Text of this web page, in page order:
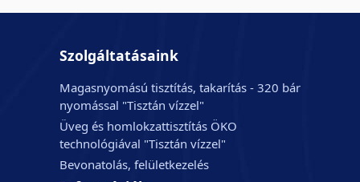
Szolgáltatásaink
Magasnyomású tisztítás, takarítás - 320 bár
nyomással "Tisztán vízzel"
Üveg és homlokzattisztítás ÖKO
technológiával "Tisztán vízzel"
Bevonatolás, felületkezelés